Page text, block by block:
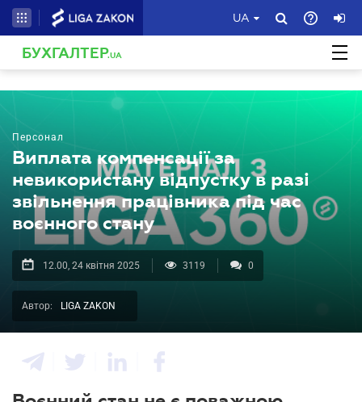
UA
БУХГАЛТЕР.UA
Персонал
Виплата компенсації за
невикористану відпустку в разі
звільнення працівника під час
воєнного стану
12.00, 24 квітня 2025 3119 0
Автор: LIGA ZAKON